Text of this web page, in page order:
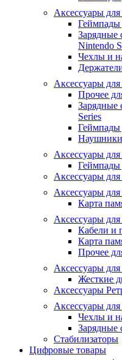
Аксессуары
Геймпады
Зарядные
Nintendo
Чехлы и
Аксессуары
Прочее
Зарядные
Series
Геймпады
Наушники
Аксессуары
Геймпады
Аксессуары
Аксессуары
Карта
Аксессуары
Кабели и
Карта
Прочее
Аксессуары
Жесткие
Аксессуары
Аксессуары
Чехлы и
Зарядные
Стабилизаторы
Цифровые товары